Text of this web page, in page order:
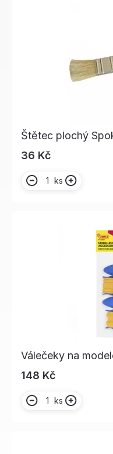
Štětec plochý
36 Kč
ks
Válečeky na
148 Kč
ks